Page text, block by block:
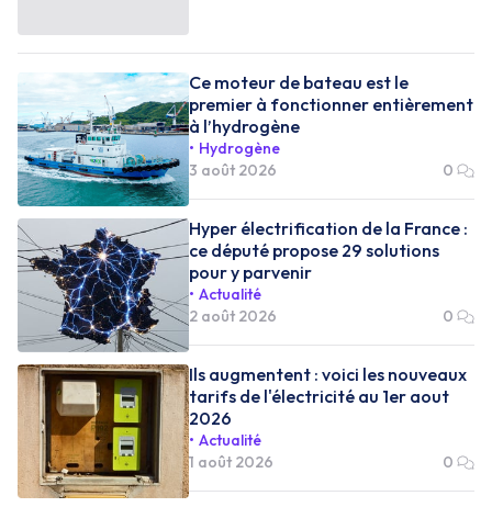
Ce moteur de bateau est le
premier à fonctionner entièrement
à l’hydrogène
Hydrogène
3 août 2026
0
Hyper électrification de la France :
ce député propose 29 solutions
pour y parvenir
Actualité
2 août 2026
0
Ils augmentent : voici les nouveaux
tarifs de l'électricité au 1er aout
2026
Actualité
1 août 2026
0